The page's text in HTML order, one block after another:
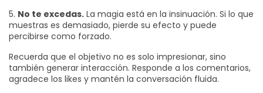
5. No te excedas. La magia está en la insinuación. Si lo que
muestras es demasiado, pierde su efecto y puede
percibirse como forzado.
Recuerda que el objetivo no es solo impresionar, sino
también generar interacción. Responde a los comentarios,
agradece los likes y mantén la conversación fluida.